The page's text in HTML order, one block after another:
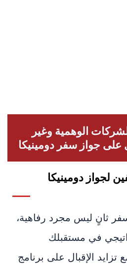
الوهمية وغير
على جواز سفر دومينيكا
لجواز دومينيكا
ثانٍ ليس مجرد رفاهية،
في مستقبلك
الإقبال على برنامج